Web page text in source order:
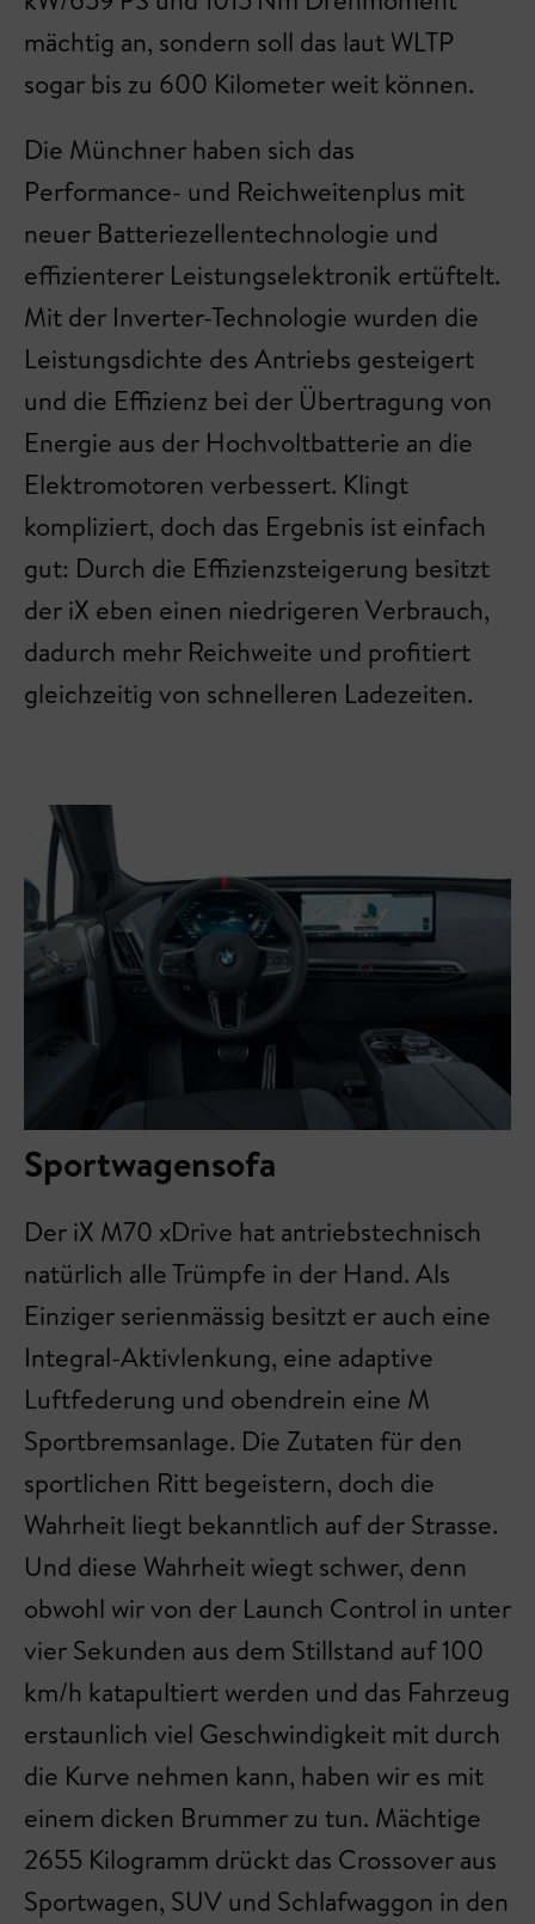
mächtig an, sondern soll das laut WLTP
sogar bis zu 600 Kilometer weit können.
Die Münchner haben sich das
Performance- und Reichweitenplus mit
neuer Batteriezellentechnologie und
effizienterer Leistungselektronik ertüftelt.
Mit der Inverter-Technologie wurden die
Leistungsdichte des Antriebs gesteigert
und die Effizienz bei der Übertragung von
Energie aus der Hochvoltbatterie an die
Elektromotoren verbessert. Klingt
kompliziert, doch das Ergebnis ist einfach
gut: Durch die Effizienzsteigerung besitzt
der iX eben einen niedrigeren Verbrauch,
dadurch mehr Reichweite und profitiert
gleichzeitig von schnelleren Ladezeiten.
Sportwagensofa
Der iX M70 xDrive hat antriebstechnisch
natürlich alle Trümpfe in der Hand. Als
Einziger serienmässig besitzt er auch eine
Integral-Aktivlenkung, eine adaptive
Luftfederung und obendrein eine M
Sportbremsanlage. Die Zutaten für den
sportlichen Ritt begeistern, doch die
Wahrheit liegt bekanntlich auf der Strasse.
Und diese Wahrheit wiegt schwer, denn
obwohl wir von der Launch Control in unter
vier Sekunden aus dem Stillstand auf 100
km/h katapultiert werden und das Fahrzeug
erstaunlich viel Geschwindigkeit mit durch
die Kurve nehmen kann, haben wir es mit
einem dicken Brummer zu tun. Mächtige
2655 Kilogramm drückt das Crossover aus
Sportwagen, SUV und Schlafwaggon in den